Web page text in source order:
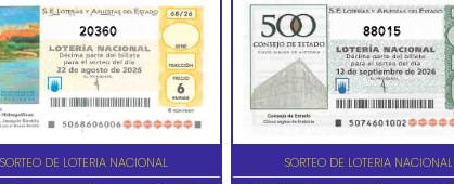
20360
SORTEO DE LOTERIA NACIONAL
88015
SORTEO DE LOTERIA NACIONAL